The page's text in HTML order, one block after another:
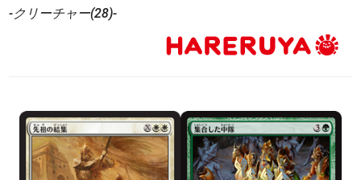
-クリーチャー(28)-